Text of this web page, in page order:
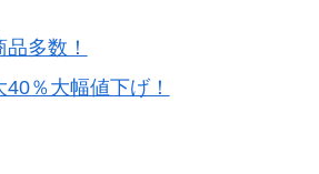
多数！
％大幅値下げ！